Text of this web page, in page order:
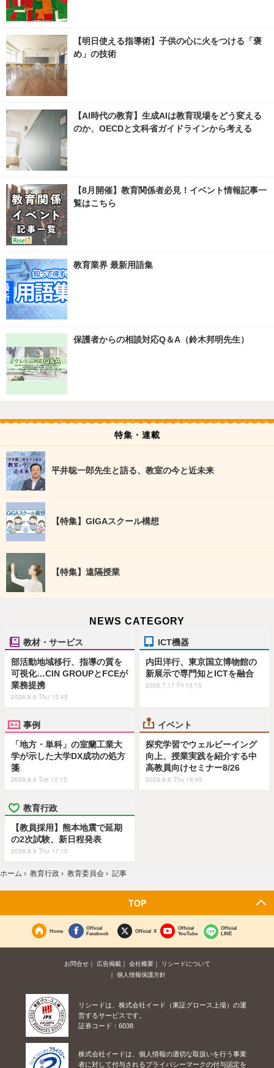
【明日使える指導術】子供の心に火をつける「褒
め」の技術
【AI時代の教育】生成AIは教育現場をどう変える
のか、OECDと文科省ガイドラインから考える
【8月開催】教育関係者必見！イベント情報記事一
覧はこちら
教育業界 最新用語集
保護者からの相談対応Q＆A（鈴木邦明先生）
特集・連載
平井聡一郎先生と語る、教室の今と近未来
【特集】GIGAスクール構想
【特集】遠隔授業
NEWS CATEGORY
教材・サービス
部活動地域移行、指導の質を
可視化…CIN GROUPとFCEが
業務提携
2026.8.6 Thu 15:45
ICT機器
内田洋行、東京国立博物館の
新展示で専門知とICTを融合
2026.7.17 Fri 13:15
事例
「地方・単科」の室蘭工業大
学が示した大学DX成功の処方
箋
2026.8.4 Tue 12:15
イベント
探究学習でウェルビーイング
向上、授業実践を紹介する中
高教員向けセミナー8/26
2026.8.6 Thu 18:45
教育行政
【教員採用】熊本地震で延期
の2次試験、新日程発表
2026.8.6 Thu 17:15
ホーム › 教育行政 › 教育委員会 › 記事
TOP
Home
Official
Facebook
Official X
Official
YouTube
Official
LINE
お問合せ 広告掲載 会社概要
リシードについて
個人情報保護方針
リシードは、株式会社イード（東証グロース上場）の運
営するサービスです。
証券コード：6038
株式会社イードは、個人情報の適切な取扱いを行う事業
者に対して付与されるプライバシーマークの付与認定を